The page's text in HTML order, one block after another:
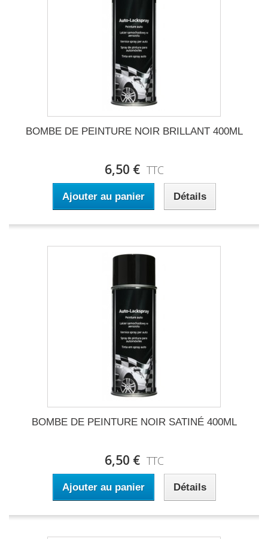
BOMBE DE PEINTURE NOIR BRILLANT 400ML
6,50 € TTC
Ajouter au panier Détails
BOMBE DE PEINTURE NOIR SATINÉ 400ML
6,50 € TTC
Ajouter au panier Détails